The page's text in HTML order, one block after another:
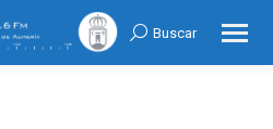
Search:
Buscar